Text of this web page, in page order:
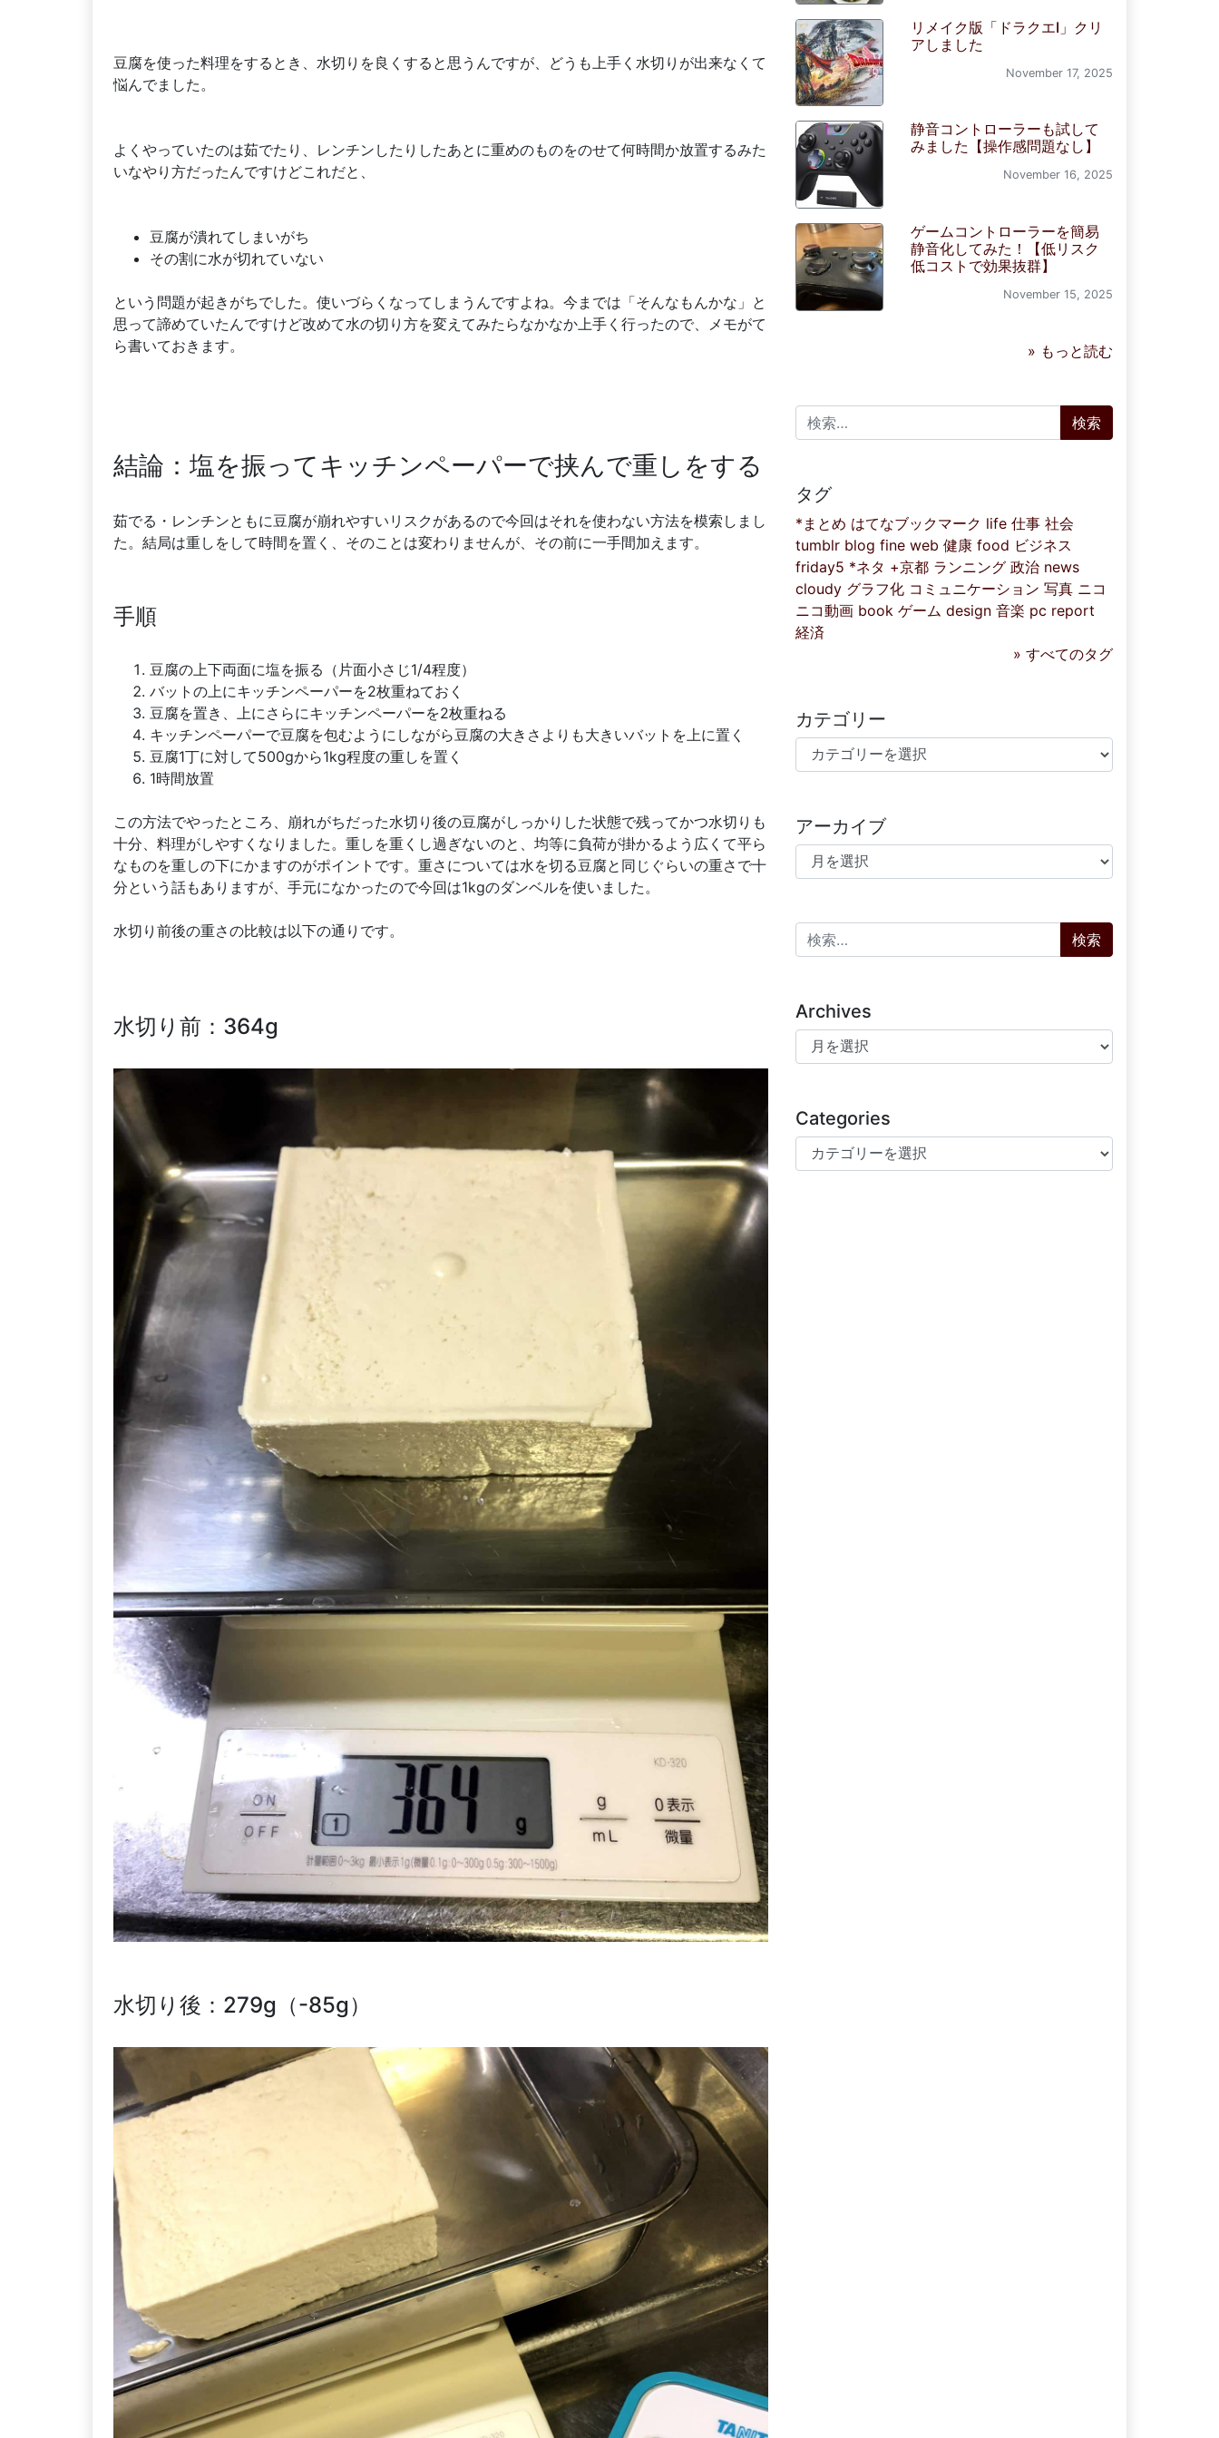
豆腐を使った料理をするとき、水切りを良くすると思うんですが、どうも上手く水切りが出来なくて
悩んでました。
よくやっていたのは茹でたり、レンチンしたりしたあとに重めのものをのせて何時間か放置するみた
いなやり方だったんですけどこれだと、
豆腐が潰れてしまいがち
その割に水が切れていない
という問題が起きがちでした。使いづらくなってしまうんですよね。今までは「そんなもんかな」と
思って諦めていたんですけど改めて水の切り方を変えてみたらなかなか上手く行ったので、メモがて
ら書いておきます。
結論：塩を振ってキッチンペーパーで挟んで重しをする
茹でる・レンチンともに豆腐が崩れやすいリスクがあるので今回はそれを使わない方法を模索しまし
た。結局は重しをして時間を置く、そのことは変わりませんが、その前に一手間加えます。
手順
豆腐の上下両面に塩を振る（片面小さじ1/4程度）
バットの上にキッチンペーパーを2枚重ねておく
豆腐を置き、上にさらにキッチンペーパーを2枚重ねる
キッチンペーパーで豆腐を包むようにしながら豆腐の大きさよりも大きいバットを上に置く
豆腐1丁に対して500gから1kg程度の重しを置く
1時間放置
この方法でやったところ、崩れがちだった水切り後の豆腐がしっかりした状態で残ってかつ水切りも
十分、料理がしやすくなりました。重しを重くし過ぎないのと、均等に負荷が掛かるよう広くて平ら
なものを重しの下にかますのがポイントです。重さについては水を切る豆腐と同じぐらいの重さで十
分という話もありますが、手元になかったので今回は1kgのダンベルを使いました。
水切り前後の重さの比較は以下の通りです。
水切り前：364g
水切り後：279g（-85g）
リメイク版「ドラクエI」クリ
アしました
November 17, 2025
静音コントローラーも試して
みました【操作感問題なし】
November 16, 2025
ゲームコントローラーを簡易
静音化してみた！【低リスク
低コストで効果抜群】
November 15, 2025
» もっと読む
検索:
タグ
*まとめ はてなブックマーク life 仕事 社会
tumblr blog fine web 健康 food ビジネス
friday5 *ネタ +京都 ランニング 政治 news
cloudy グラフ化 コミュニケーション 写真 ニコ
ニコ動画 book ゲーム design 音楽 pc report
経済
» すべてのタグ
カテゴリー
カテゴリー
アーカイブ
アーカイブ
検索:
Archives
Archives
Categories
Categories